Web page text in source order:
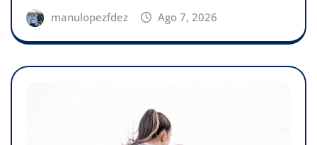
manulopezfdez Ago 7, 2026